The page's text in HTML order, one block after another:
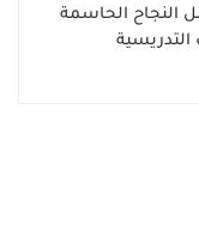
النجاح الحاسمة
التدريسية